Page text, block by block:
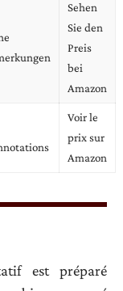
Sehen
Sie den
Preis
bei
Amazon
Voir le
prix sur
Amazon
est préparé